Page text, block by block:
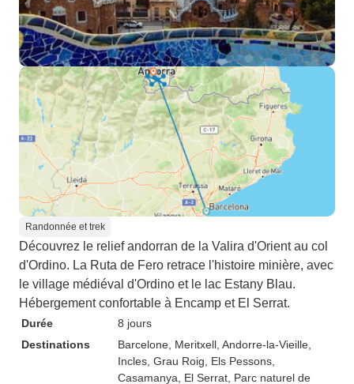
Randonnée et trek
Découvrez le relief andorran de la Valira d'Orient au col
d'Ordino. La Ruta de Fero retrace l'histoire minière, avec
le village médiéval d'Ordino et le lac Estany Blau.
Hébergement confortable à Encamp et El Serrat.
Durée
8 jours
Destinations
Barcelone , Meritxell , Andorre-la-Vieille
Incles , Grau Roig , Els Pessons
Casamanya , El Serrat , Parc naturel de